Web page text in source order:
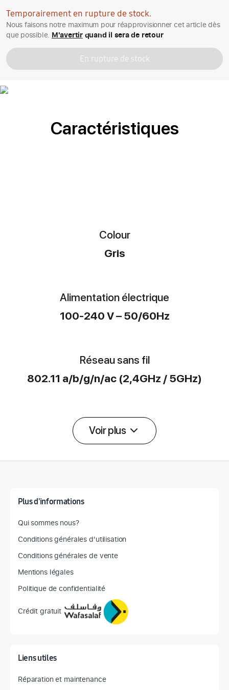
Temporairement en rupture de stock.
Nous faisons notre maximum pour réapprovisionner cet article dès
que possible. M'avertirquand il sera de retour
En rupture de stock
Caractéristiques
Colour
Gris
Alimentation électrique
100-240 V – 50/60Hz
Réseau sans fil
802.11 a/b/g/n/ac (2,4GHz / 5GHz)
Voir plus
Plus d'informations
Qui sommes nous?
Conditions générales d'utilisation
Conditions générales de vente
Mentions légales
Politique de confidentialité
Crédit gratuit
Liens utiles
Réparation et maintenance